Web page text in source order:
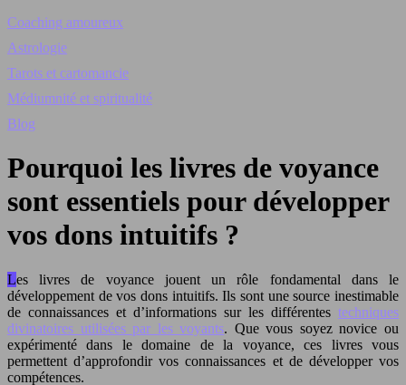
Coaching amoureux
Astrologie
Tarots et cartomancie
Médiumnité et spiritualité
Blog
Pourquoi les livres de voyance
sont essentiels pour développer
vos dons intuitifs ?
Les livres de voyance jouent un rôle fondamental dans le
développement de vos dons intuitifs. Ils sont une source inestimable
de connaissances et d’informations sur les différentes techniques
divinatoires utilisées par les voyants. Que vous soyez novice ou
expérimenté dans le domaine de la voyance, ces livres vous
permettent d’approfondir vos connaissances et de développer vos
compétences.